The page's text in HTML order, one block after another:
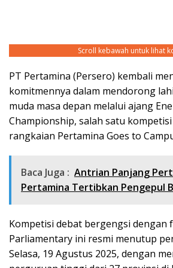
Scroll kebawah untuk lihat
PT Pertamina (Persero) kembali
komitmennya dalam mendorong
muda masa depan melalui ajang
Championship, salah satu
rangkaian Pertamina Goes to
Baca Juga : Antrian Panjang
Pertamina Tertibkan Pengepul
Kompetisi debat bergengsi dengan
Parliamentary ini resmi menutup
Selasa, 19 Agustus 2025, dengan